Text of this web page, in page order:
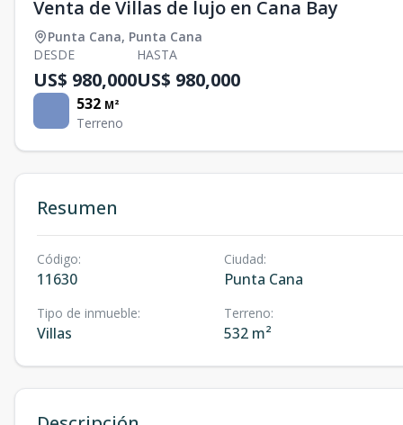
Venta de Villas de lujo en Cana Bay
Punta Cana, Punta Cana
DESDE
US$ 980,000
HASTA
US$ 980,000
532 M²
Terreno
Resumen
Código:
11630
Ciudad:
Punta Cana
Tipo de inmueble:
Villas
Terreno:
532 m²